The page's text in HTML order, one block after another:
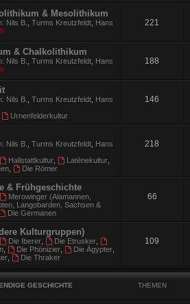
& Mesolithikum
Nils B. Turms Kreutzfeldt Hans
221
& Chalkolithikum
Nils B. Turms Kreutzfeldt Hans
188
Nils B. Turms Kreutzfeldt Hans
Urnenfelderkultur
146
Nils B. Turms Kreutzfeldt Hans
Hallstattkultur, Latènekultur,
, Die Römer
218
& Frühgeschichte
Merowinger (Alamannen,
Langobarden, Sachsen &
Die Germanen
66
Kulturgruppen)
Die Iberer, Die Etrusker,
Die Phönizier, Die Ägypter,
, Die Thraker
109
GESCHICHTE THEMEN